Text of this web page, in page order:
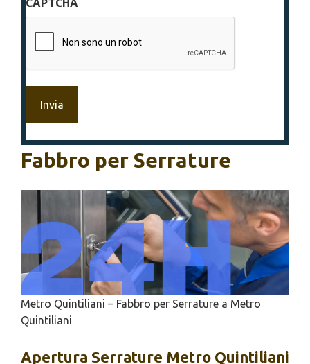
privacy
CAPTCHA
Fabbro per Serrature
Metro Quintiliani – Fabbro per Serrature a Metro
Quintiliani
Apertura Serrature Metro Quintiliani